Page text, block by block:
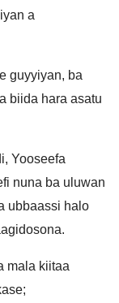
a
guyyiyan, ba
biida hara asatu
Yooseefa
nuna ba uluwan
ubbaassi halo
mala kiitaa